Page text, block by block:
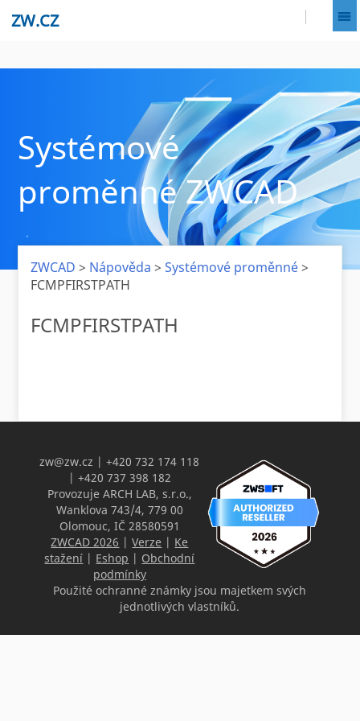
ZW.CZ
Systémové
proměnné ZWCAD
ZWCAD > Nápověda >Systémové proměnné>
FCMPFIRSTPATH
FCMPFIRSTPATH
zw@zw.cz | +420 732 174 118
| +420 737 398 182
Provozuje ARCH LAB, s.r.o.,
Wanklova 743/4, 779 00
Olomouc, IČ 28580591
ZWCAD 2026 |Verze | Ke
stažení | Eshop | Obchodní
podmínky
Použité ochranné známky jsou majetkem svých
jednotlivých vlastníků.